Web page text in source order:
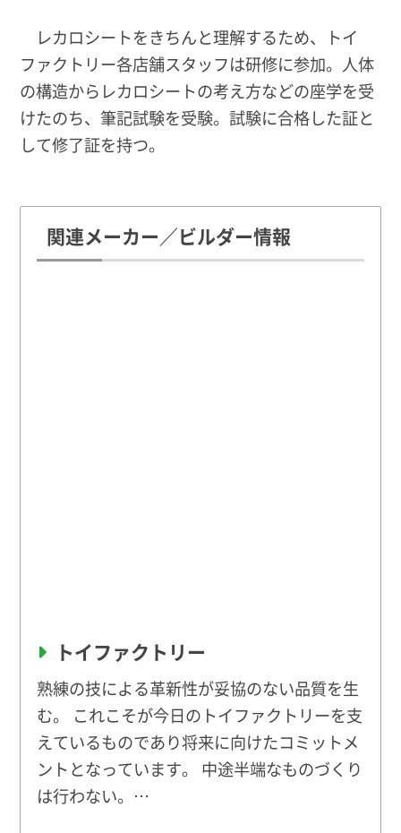
レカロシートをきちんと理解するため、トイ
ファクトリー各店舗スタッフは研修に参加。人体
の構造からレカロシートの考え方などの座学を受
けたのち、筆記試験を受験。試験に合格した証と
して修了証を持つ。
関連メーカー／ビルダー情報
トイファクトリー
熟練の技による革新性が妥協のない品質を生
む。 これこそが今日のトイファクトリーを支
えているものであり将来に向けたコミットメ
ントとなっています。 中途半端なものづくり
は行わない。…